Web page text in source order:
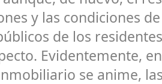
y las condiciones
de los
Evidentemente,
se anime,